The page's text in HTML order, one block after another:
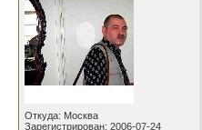
Откуда: Москва
Зарегистрирован: 2006-07-24